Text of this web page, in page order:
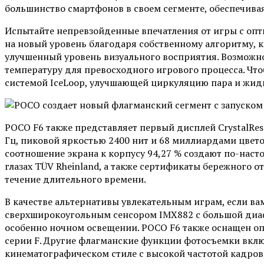
большинство смартфонов в своем сегменте,
Испытайте непревзойденные впечатления от игры с
на новый уровень благодаря собственному
улучшенный уровень визуального восприятия.
температуру для превосходного игрового процесса.
системой IceLoop, улучшающей циркуляцию пара и
POCO F6 также представляет первый дисплей
Гц, пиковой яркостью 2400 нит и 68 миллиардами
соотношение экрана к корпусу 94,27 % создают по-
глазах TÜV Rheinland, а также сертификаты
течение длительного времени.
В качестве альтернативы увлекательным играм, если
сверхширокоугольным сенсором IMX882 с большой
особенно ночном освещении. POCO F6 также оснащен
серии F. Другие флагманские функции фотосъемки
кинематографическом стиле с высокой частотой